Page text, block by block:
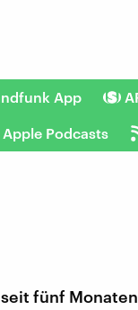
App
Apple Podcasts
fünf